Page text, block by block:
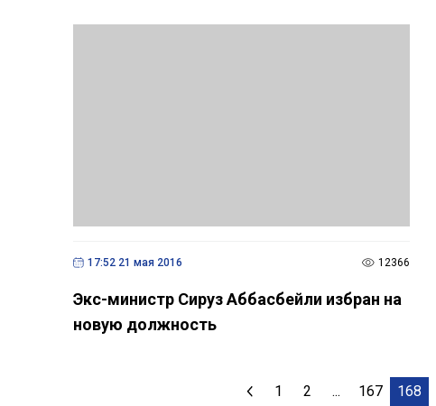
17:52 21 мая 2016 12366
Экс-министр Сируз Аббасбейли избран на
новую должность
1 2 ... 167 168